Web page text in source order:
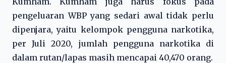
pengeluaran WBP yang sedari awal tidak perlu
dipenjara, yaitu kelompok pengguna narkotika,
per Juli 2020, jumlah pengguna narkotika di
dalam rutan/lapas masih mencapai 40,470 orang.